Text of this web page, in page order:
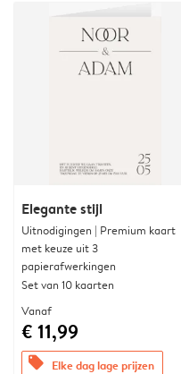
Elegante stijl
Uitnodigingen | Premium kaart
met keuze uit 3
papierafwerkingen
Set van 10 kaarten
Vanaf
€ 11,99
offers Elke dag lage prijzen